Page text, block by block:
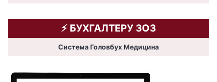
⚡️ БУХГАЛТЕРУ ЗОЗ
Система Головбух Медицина